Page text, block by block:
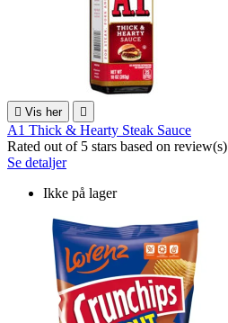
 Vis her 
A1 Thick & Hearty Steak Sauce
Rated out of 5 stars based on review(s)
Se detaljer
Ikke på lager